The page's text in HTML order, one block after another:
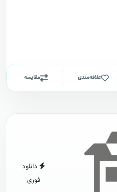
علاقه‌مندی مقایسه
دانلود
فوری